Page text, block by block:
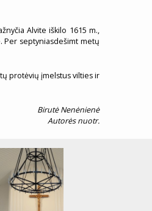
Alvite iškilo 1615 m.,
Per septyniasdešimt metų
protėvių įmelstus vilties ir
Birutė Nenėnienė
Autorės nuotr.